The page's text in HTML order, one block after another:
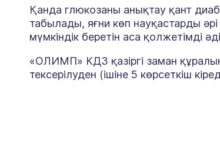
Қанда глюкозаны анықтау қант
табылады, яғни көп науқастарды әрі
мүмкіндік беретін аса қолжетімді
«ОЛИМП» КДЗ қазіргі заман
тексерілуден (ішіне 5 көрсеткіш